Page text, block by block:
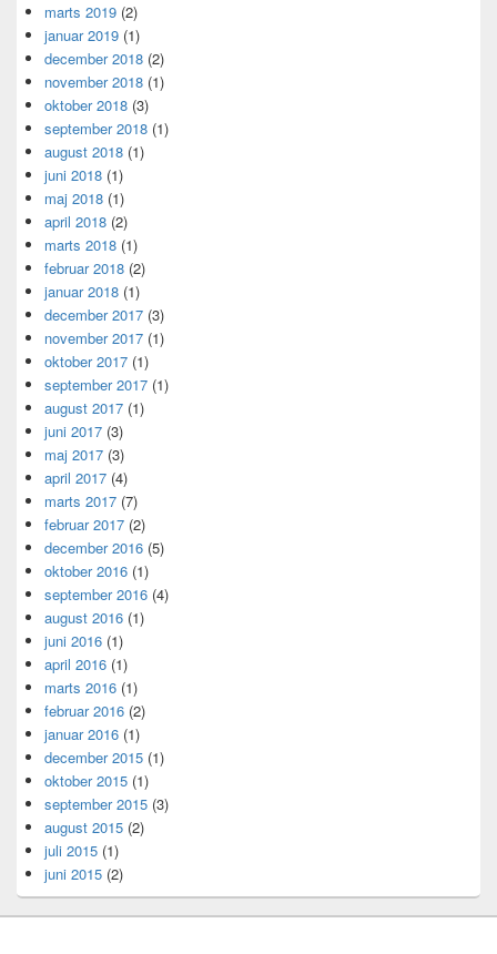
marts 2019 (2)
januar 2019 (1)
december 2018 (2)
november 2018 (1)
oktober 2018 (3)
september 2018 (1)
august 2018 (1)
juni 2018 (1)
maj 2018 (1)
april 2018 (2)
marts 2018 (1)
februar 2018 (2)
januar 2018 (1)
december 2017 (3)
november 2017 (1)
oktober 2017 (1)
september 2017 (1)
august 2017 (1)
juni 2017 (3)
maj 2017 (3)
april 2017 (4)
marts 2017 (7)
februar 2017 (2)
december 2016 (5)
oktober 2016 (1)
september 2016 (4)
august 2016 (1)
juni 2016 (1)
april 2016 (1)
marts 2016 (1)
februar 2016 (2)
januar 2016 (1)
december 2015 (1)
oktober 2015 (1)
september 2015 (3)
august 2015 (2)
juli 2015 (1)
juni 2015 (2)